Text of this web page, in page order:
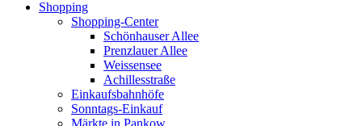
Shopping
Shopping-Center
Schönhauser Allee
Prenzlauer Allee
Weissensee
Achillesstraße
Einkaufsbahnhöfe
Sonntags-Einkauf